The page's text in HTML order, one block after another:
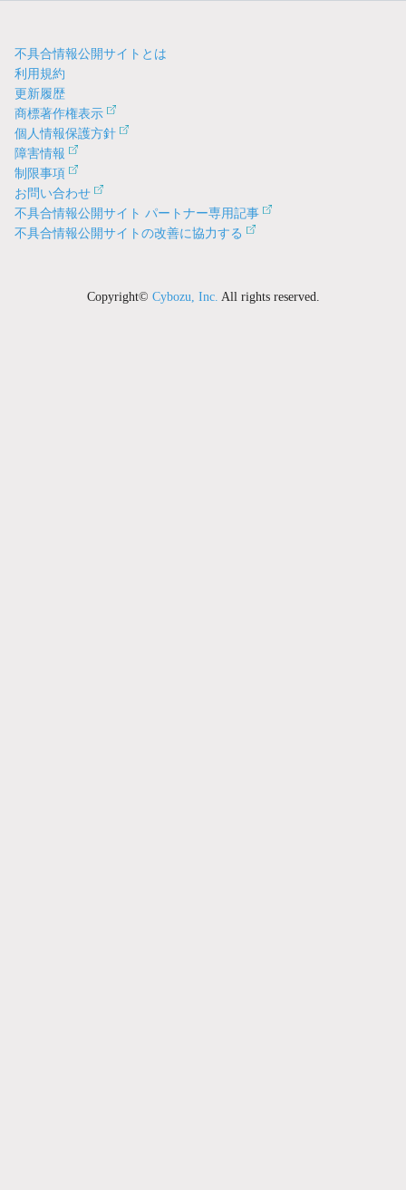
不具合情報公開サイトとは
利用規約
更新履歴
商標著作権表示
個人情報保護方針
障害情報
制限事項
お問い合わせ
不具合情報公開サイト パートナー専用記事
不具合情報公開サイトの改善に協力する
Copyright© Cybozu, Inc. All rights reserved.